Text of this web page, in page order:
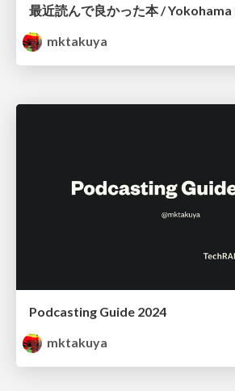
mktakuya
Podcasting Guide 2024
mktakuya